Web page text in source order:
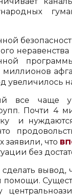
увеличилось
все чаще
Почти 4
и
заявили, что
без
вывод,
помощи.